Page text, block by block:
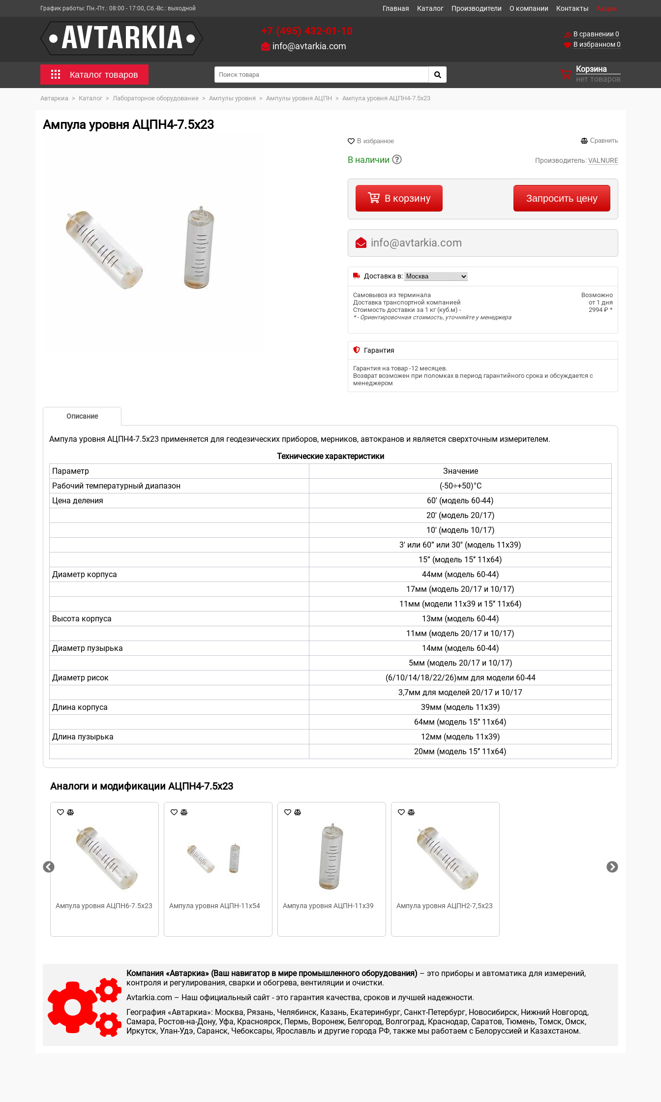
График работы: Пн.-Пт.: 08:00 - 17:00, Сб.-Вс.: выходной Главная Каталог Производители О компании Контакты Акции
+7 (495) 432-01-10
info@avtarkia.com
В сравнении 0
В избранном0
Каталог товаров
Корзина
нет товаров
Автаркиа > Каталог > Лабораторное оборудование > Ампулы уровня > Ампулы уровня АЦПН > Ампула уровня АЦПН4-7.5x23
Ампула уровня АЦПН4-7.5x23
В избранное Сравнить
В наличии Производитель:VALNURE
В корзину Запросить цену
info@avtarkia.com
Доставка в:
Самовывоз из терминала
Возможно
Доставка транспортной компанией
от 1 дня
Стоимость доставки за 1 кг (куб.м) -
2994 ₽ *
* - Ориентировочная стоимость, уточняйте у менеджера
Гарантия
Гарантия на товар -12 месяцев.
Возврат возможен при поломках в период гарантийного срока и обсуждается с
менеджером
Описание
Ампула уровня АЦПН4-7.5x23 применяется для геодезических приборов, мерников, автокранов и является сверхточным измерителем.
Технические характеристики
Параметр
Значение
Рабочий температурный диапазон
(-50÷+50)°C
Цена деления
60' (модель 60-44)
20' (модель 20/17)
10' (модель 10/17)
3' или 60” или 30'' (модель 11х39)
15” (модель 15’’ 11х64)
Диаметр корпуса
44мм (модель 60-44)
17мм (модель 20/17 и 10/17)
11мм (модели 11х39 и 15’’ 11х64)
Высота корпуса
13мм (модель 60-44)
11мм (модель 20/17 и 10/17)
Диаметр пузырька
14мм (модель 60-44)
5мм (модель 20/17 и 10/17)
Диаметр рисок
(6/10/14/18/22/26)мм для модели 60-44
3,7мм для моделей 20/17 и 10/17
Длина корпуса
39мм (модель 11х39)
64мм (модель 15’’ 11х64)
Длина пузырька
12мм (модель 11х39)
20мм (модель 15’’ 11х64)
Аналоги и модификации АЦПН4-7.5x23
Ампула уровня АЦПН6-7.5x23 Ампула уровня АЦПН-11х54 Ампула уровня АЦПН-11х39 Ампула уровня АЦПН2-7,5х23
Компания «Автаркиа» (Ваш навигатор в мире промышленного оборудования) – это приборы и автоматика для измерений,
контроля и регулирования, сварки и обогрева, вентиляции и очистки.
Аvtarkia.com – Наш официальный сайт - это гарантия качества, сроков и лучшей надежности.
География «Автаркиа»: Москва, Рязань, Челябинск, Казань, Екатеринбург, Санкт-Петербург, Новосибирск, Нижний Новгород,
Самара, Ростов-на-Дону, Уфа, Красноярск, Пермь, Воронеж, Белгород, Волгоград, Краснодар, Саратов, Тюмень, Томск, Омск,
Иркутск, Улан-Удэ, Саранск, Чебоксары, Ярославль и другие города РФ, также мы работаем с Белоруссией и Казахстаном.